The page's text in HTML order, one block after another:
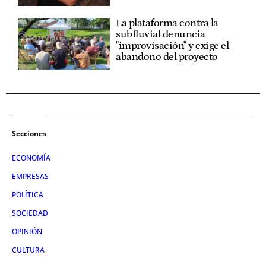
La plataforma contra la
subfluvial denuncia
"improvisación" y exige el
abandono del proyecto
Secciones
ECONOMÍA
EMPRESAS
POLÍTICA
SOCIEDAD
OPINIÓN
CULTURA